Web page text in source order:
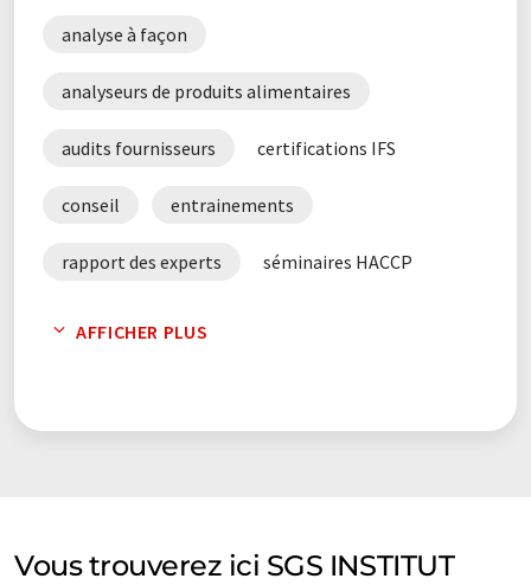
analyse à façon
analyseurs de produits alimentaires
audits fournisseurs certifications IFS
conseil entrainements
rapport des experts séminaires HACCP
AFFICHER PLUS
Vous trouverez ici SGS INSTITUT